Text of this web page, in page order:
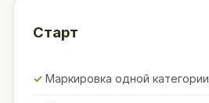
Старт
Маркировка одной категории